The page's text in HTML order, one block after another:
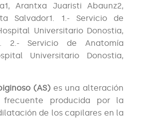
Arantxa Juaristi Abaunz2,
Salvador1. 1.- Servicio de
Universitario Donostia,
2.- Servicio de Anatomía
Universitario Donostia,
(AS)es una alteración
frecuente producida por la
de los capilares en la